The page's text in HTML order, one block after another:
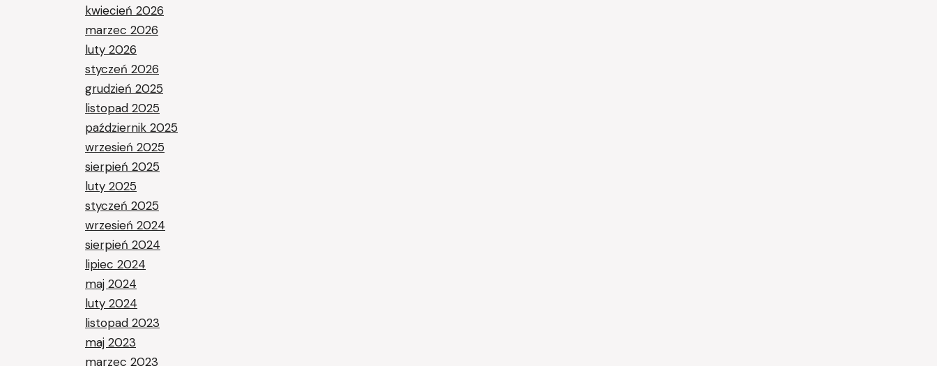
kwiecień 2026
marzec 2026
luty 2026
styczeń 2026
grudzień 2025
listopad 2025
październik 2025
wrzesień 2025
sierpień 2025
luty 2025
styczeń 2025
wrzesień 2024
sierpień 2024
lipiec 2024
maj 2024
luty 2024
listopad 2023
maj 2023
marzec 2023